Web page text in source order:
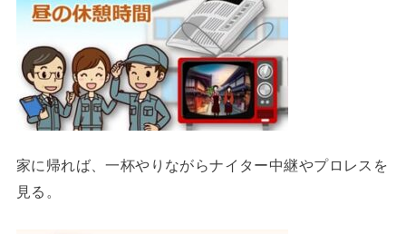
家に帰れば、一杯やりながらナイター中継やプロレスを
見る。